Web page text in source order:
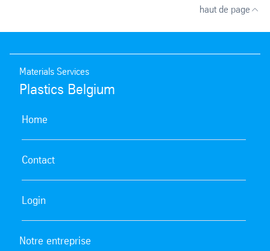
haut de page
Materials Services
Plastics Belgium
Home
Contact
Login
Notre entreprise